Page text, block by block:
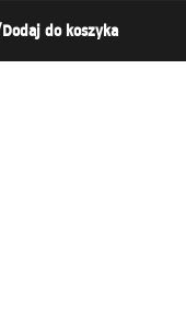
Dodaj do koszyka